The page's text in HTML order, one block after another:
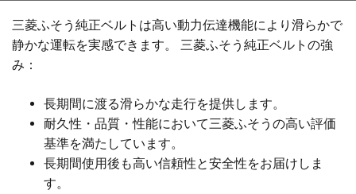
三菱ふそう純正ベルトは高い動力伝達機能により滑らかで
静かな運転を実感できます。 三菱ふそう純正ベルトの強
み：
長期間に渡る滑らかな走行を提供します。
耐久性・品質・性能において三菱ふそうの高い評価
基準を満たしています。
長期間使用後も高い信頼性と安全性をお届けしま
す。